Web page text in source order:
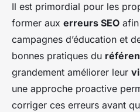
Il est primordial pour les
former aux erreurs SEO
campagnes d’éducation et
bonnes pratiques du
grandement améliorer leur
une approche proactive
corriger ces erreurs avant